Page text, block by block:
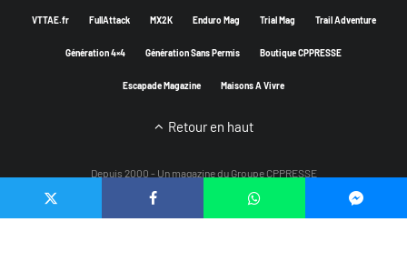
VTTAE.fr FullAttack MX2K Enduro Mag Trial Mag Trail Adventure
Génération 4×4 Génération Sans Permis Boutique CPPRESSE
Escapade Magazine Maisons A Vivre
Retour en haut
Depuis 2000 - Un magazine du Groupe CPPRESSE